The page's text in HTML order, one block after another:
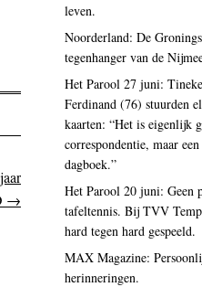
→
leven.
Noorderland: De
tegenhanger van de
Het Parool 27 juni:
Ferdinand (76) stuurden
kaarten: “Het is eigenlijk
correspondentie, maar een
dagboek.”
Het Parool 20 juni: Geen
tafeltennis. Bij TVV
hard tegen hard gespeeld.
MAX Magazine:
herinneringen.